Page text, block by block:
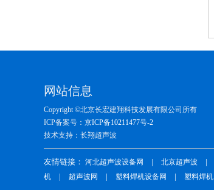
网站信息
Copyright ©北京长宏建翔科技发展有限公司所有
ICP备案号： 京ICP备10211477号-2
技术支持：长翔超声波
友情链接： 河北超声波设备网 | 北京超声波 |
机 | 超声波网 | 塑料焊机设备网 | 塑料焊机